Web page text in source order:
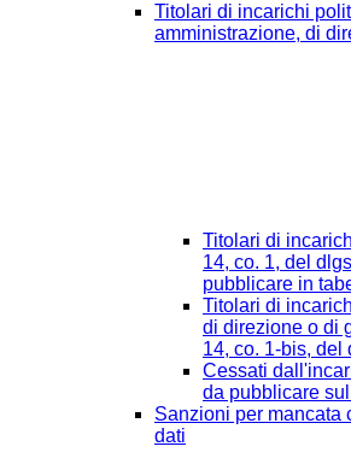
Titolari di incarichi
amministrazione, di
Titolari di
14, co. 1, del
pubblicare in
Titolari di
di direzione o di
14, co. 1-bis, del
Cessati
da pubblicare
Sanzioni per mancata
dati